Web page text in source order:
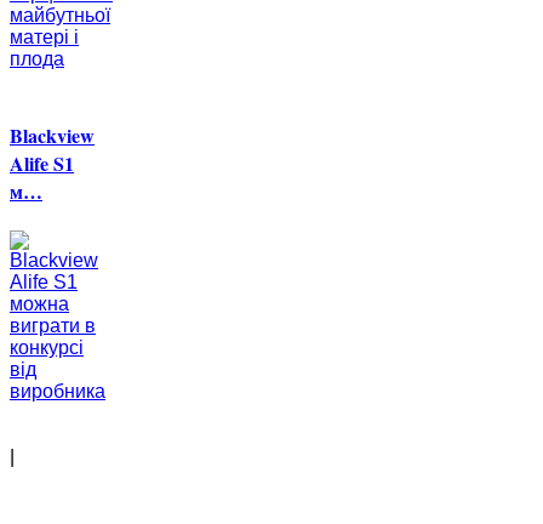
Blackview
Alife S1
м…